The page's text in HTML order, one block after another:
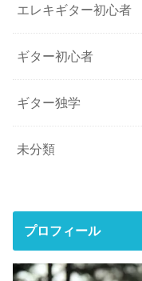
エレキギター初心者
ギター初心者
ギター独学
未分類
プロフィール